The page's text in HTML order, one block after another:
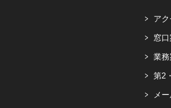
ア
窓
業務
第2
メ